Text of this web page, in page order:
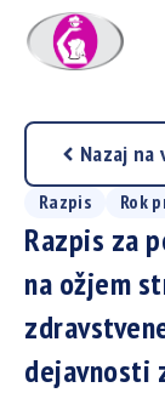
Nazaj na
Razpis Rok
Razpis za
na ožjem
dejavnosti